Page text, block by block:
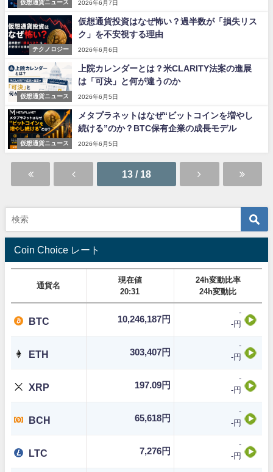
仮想通貨ニュース 2026年6月7日
テクノロジー
仮想通貨投資はなぜ怖い？過半数が「損失リス
ク」を不安視する理由
2026年6月6日
仮想通貨ニュース
上院カレンダーとは？米CLARITY法案の進展
は「可決」と何が違うのか
2026年6月5日
仮想通貨ニュース
メタプラネットはなぜ“ビットコインを増やし
続ける”のか？BTC保有企業の成長モデル
2026年6月5日
13 / 18
Coin Choice レート
通貨名
現在値
20:31
24h変動比率
24h変動比
BTC 10,246,187円
-
-円
ETH 303,407円
-
-円
XRP 197.09円
-
-円
BCH 65,618円
-
-円
LTC 7,276円
-
-円